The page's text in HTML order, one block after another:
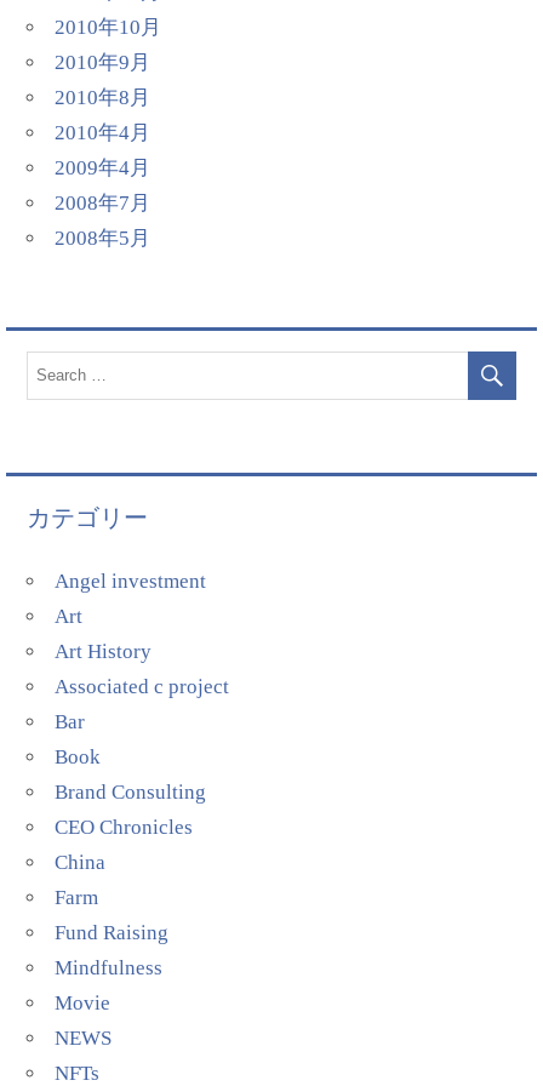
2010年10月
2010年9月
2010年8月
2010年4月
2009年4月
2008年7月
2008年5月
カテゴリー
Angel investment
Art
Art History
Associated c project
Bar
Book
Brand Consulting
CEO Chronicles
China
Farm
Fund Raising
Mindfulness
Movie
NEWS
NFTs